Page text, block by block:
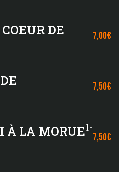
DE 7,00€
7,50€
À LA MORUE1-
7,50€